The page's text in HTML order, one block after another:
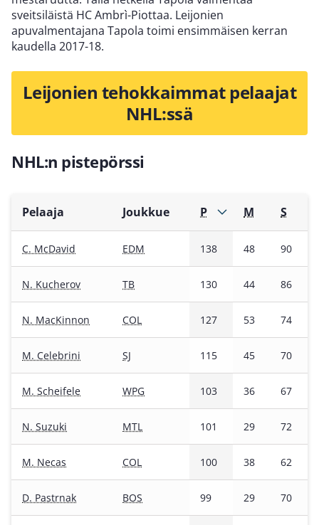
sveitsiläistä HC Ambrì-Piottaa. Leijonien
apuvalmentajana Tapola toimi ensimmäisen kerran
kaudella 2017-18.
Leijonien tehokkaimmat pelaajat
NHL:ssä
NHL:n pistepörssi
Pelaaja Joukkue P M S
C. McDavid EDM 138 48 90
N. Kucherov TB 130 44 86
N. MacKinnon COL 127 53 74
M. Celebrini SJ 115 45 70
M. Scheifele WPG 103 36 67
N. Suzuki MTL 101 29 72
M. Necas COL 100 38 62
D. Pastrnak BOS 99 29 70